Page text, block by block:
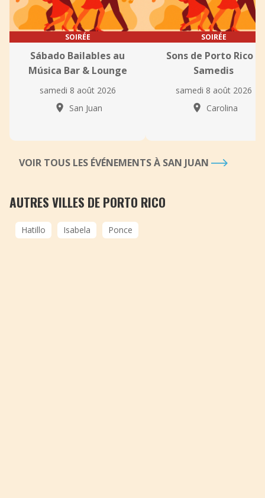
SOIRÉE
Sábado Bailables au
Música Bar & Lounge
samedi 8 août 2026
San Juan
SOIRÉE
Sons de Porto Rico –
Samedis
samedi 8 août 2026
Carolina
VOIR TOUS LES ÉVÉNEMENTS À SAN JUAN
AUTRES VILLES DE PORTO RICO
Hatillo Isabela Ponce